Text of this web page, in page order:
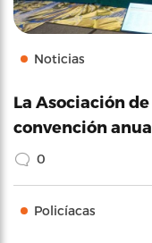
Noticias
La Asociación
convención
0
Policíacas